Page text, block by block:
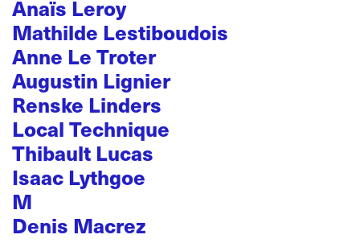
Anaïs Leroy
Mathilde Lestiboudois
Anne Le Troter
Augustin Lignier
Renske Linders
Local Technique
Thibault Lucas
Isaac Lythgoe
M
Denis Macrez